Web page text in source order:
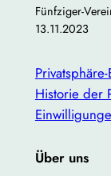
Fünfziger-
13.11.2023
Historie der
Über uns